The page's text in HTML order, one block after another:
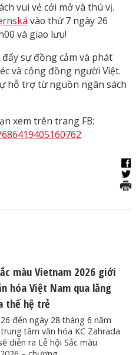
vui vẻ cởi mở và thú vị.
vào thứ 7 ngày 26
và giao lưu!
sự đồng cảm và phát
và cộng đồng người Việt.
hỗ trợ từ nguồn ngân sách
xem trên trang FB:
màu Vietnam 2026 giới
hóa Việt Nam qua lăng
thế hệ trẻ
đến ngày 28 tháng 6 năm
tâm văn hóa KC Zahrada
diễn ra Lễ hội Sắc màu